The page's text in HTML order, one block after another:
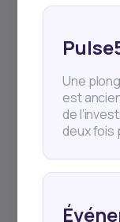
Pour
Gestion de
Marchés des
africains
Nouvelles
L’Académie du
Une
est
de
deux fois